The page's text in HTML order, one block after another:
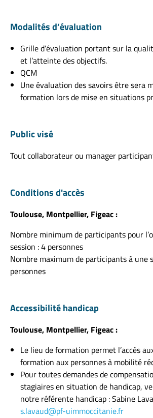
Modalités d’évaluation
Grille d’évaluation portant sur la
et l’atteinte des objectifs.
QCM
Une évaluation des savoirs être sera
formation lors de mise en situations
Public visé
Tout collaborateur ou manager
Conditions d'accès
Toulouse, Montpellier, Figeac :
Nombre minimum de participants pour
session : 4 personnes
Nombre maximum de participants à une
personnes
Accessibilité handicap
Toulouse, Montpellier, Figeac :
Le lieu de formation permet l’accès
formation aux personnes à mobilité
Pour toutes demandes de
stagiaires en situation de handicap,
notre référente handicap : Sabine
s.lavaud@pf-uimmoccitanie.fr